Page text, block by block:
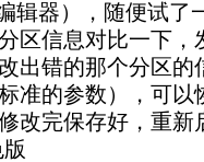
辑器），随便试了
区信息对比一下，
出错的那个分区的
准的参数），可以
改完保存好，重新